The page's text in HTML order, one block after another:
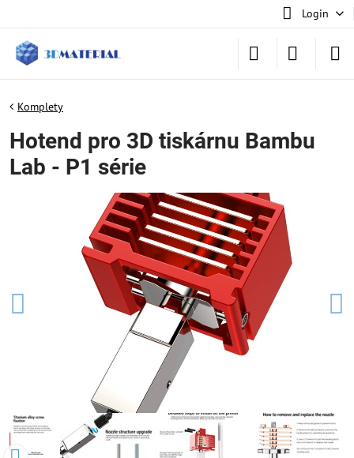
Login
Komplety
Hotend pro 3D tiskárnu Bambu
Lab - P1 série